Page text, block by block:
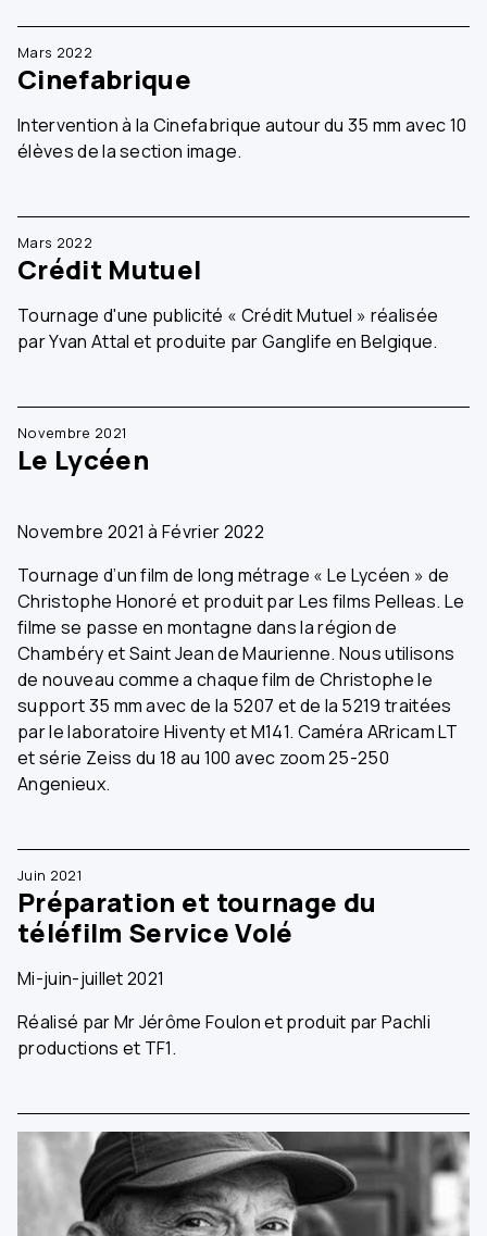
Mars 2022
Cinefabrique
Intervention à la Cinefabrique autour du 35 mm avec 10
élèves de la section image.
Mars 2022
Crédit Mutuel
Tournage d'une publicité « Crédit Mutuel » réalisée
par Yvan Attal et produite par Ganglife en Belgique.
Novembre 2021
Le Lycéen
Novembre 2021 à Février 2022
Tournage d’un film de long métrage « Le Lycéen » de
Christophe Honoré et produit par Les films Pelleas. Le
filme se passe en montagne dans la région de
Chambéry et Saint Jean de Maurienne. Nous utilisons
de nouveau comme a chaque film de Christophe le
support 35 mm avec de la 5207 et de la 5219 traitées
par le laboratoire Hiventy et M141. Caméra ARricam LT
et série Zeiss du 18 au 100 avec zoom 25-250
Angenieux.
Juin 2021
Préparation et tournage du
téléfilm Service Volé
Mi-juin-juillet 2021
Réalisé par Mr Jérôme Foulon et produit par Pachli
productions et TF1.